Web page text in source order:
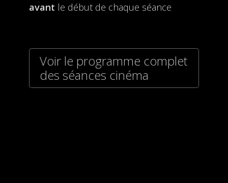
avant le début de chaque séance
Voir le programme complet
des séances cinéma